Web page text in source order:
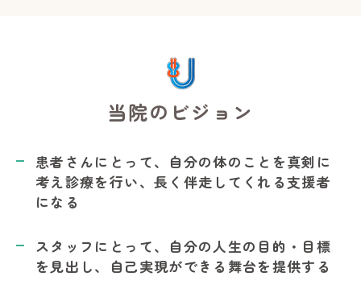
当院のビジョン
患者さんにとって、自分の体のことを真剣に
考え診療を行い、長く伴走してくれる支援者
になる
スタッフにとって、自分の人生の目的・目標
を見出し、自己実現ができる舞台を提供する